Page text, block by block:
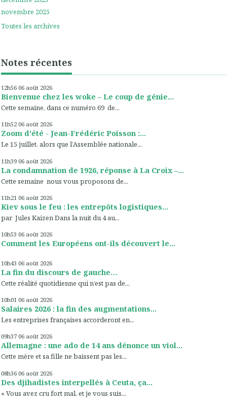
novembre 2025
Toutes les archives
Notes récentes
12h56 06 août 2026
Bienvenue chez les woke – Le coup de génie...
Cette semaine, dans ce numéro 69 de...
11h52 06 août 2026
Zoom d'été - Jean-Frédéric Poisson :...
Le 15 juillet, alors que l’Assemblée nationale...
11h39 06 août 2026
La condamnation de 1926, réponse à La Croix –...
Cette semaine nous vous proposons de...
11h21 06 août 2026
Kiev sous le feu : les entrepôts logistiques...
par Jules Kaizen Dans la nuit du 4 au...
10h53 06 août 2026
Comment les Européens ont-ils découvert le...
10h43 06 août 2026
La fin du discours de gauche…
Cette réalité quotidienne qui n’est pas de...
10h01 06 août 2026
Salaires 2026 : la fin des augmentations...
Les entreprises françaises accorderont en...
09h37 06 août 2026
Allemagne : une ado de 14 ans dénonce un viol...
Cette mère et sa fille ne baissent pas les...
08h36 06 août 2026
Des djihadistes interpellés à Ceuta, ça...
« Vous avez cru fort mal, et je vous suis...